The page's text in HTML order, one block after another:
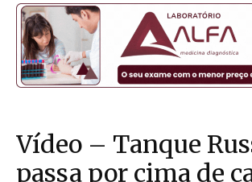
Vídeo – Tanque
passa por cima de